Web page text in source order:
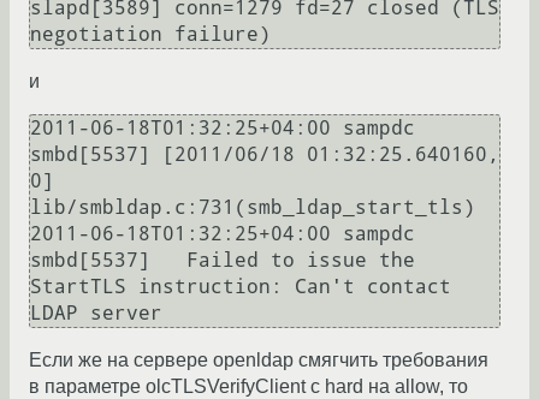
slapd[3589] conn=1279 fd=27 closed (TLS
negotiation failure)
и
2011-06-18T01:32:25+04:00 sampdc
smbd[5537] [2011/06/18 01:32:25.640160,
0]
lib/smbldap.c:731(smb_ldap_start_tls)
2011-06-18T01:32:25+04:00 sampdc
smbd[5537]   Failed to issue the
StartTLS instruction: Can't contact
LDAP server
Если же на сервере openldap смягчить требования
в параметре olcTLSVerifyClient с hard на allow, то